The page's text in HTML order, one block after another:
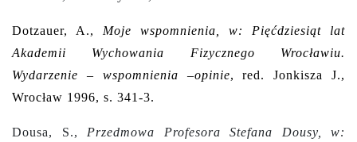
Dotzauer, A., Moje wspomnienia, w: Pięćdziesiąt lat
Akademii Wychowania Fizycznego Wrocławiu.
Wydarzenie – wspomnienia –opinie, red. Jonkisza J.,
Wrocław 1996, s. 341-3.
Dousa, S., Przedmowa Profesora Stefana Dousy, w: